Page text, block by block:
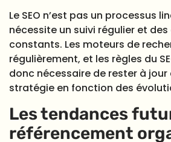
Le SEO n’est pas un processus
nécessite un suivi régulier et
constants. Les moteurs de
régulièrement, et les règles du
donc nécessaire de rester à
stratégie en fonction des
Les tendances
référencement